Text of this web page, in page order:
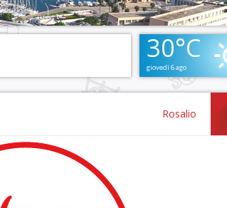
30°C
giovedì 6 ago
Rosalio